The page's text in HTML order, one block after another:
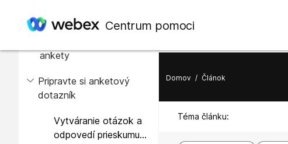
Centrum pomoci
V tomto článku
ankety
Pripravte si anketový
dotazník
Vytváranie otázok a
odpovedí prieskumu
Domov / Článok
Téma článku: